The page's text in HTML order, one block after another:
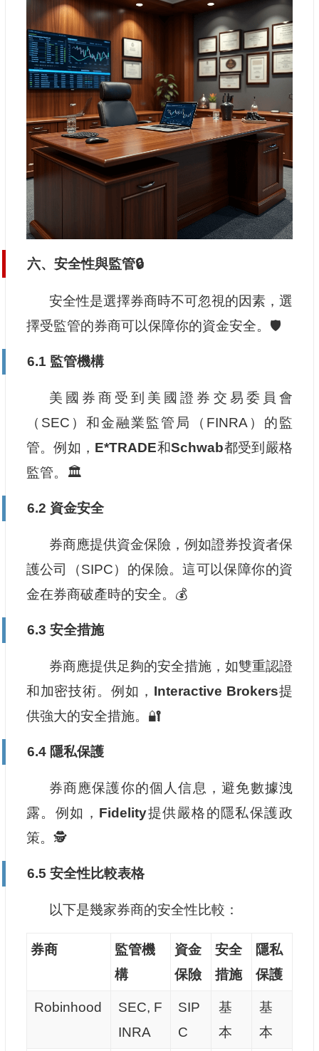
六、安全性與監管🔒
安全性是選擇券商時不可忽視的因素，選
擇受監管的券商可以保障你的資金安全。🛡️
6.1 監管機構
美國券商受到美國證券交易委員會
（SEC）和金融業監管局（FINRA）的監
管。例如， E*TRADE和Schwab都受到嚴格
監管。🏛️
6.2 資金安全
券商應提供資金保險，例如證券投資者保
護公司（SIPC）的保險。這可以保障你的資
金在券商破產時的安全。💰
6.3 安全措施
券商應提供足夠的安全措施，如雙重認證
和加密技術。例如， Interactive Brokers提
供強大的安全措施。🔐
6.4 隱私保護
券商應保護你的個人信息，避免數據洩
露。例如， Fidelity提供嚴格的隱私保護政
策。🕵️
6.5 安全性比較表格
以下是幾家券商的安全性比較：
券商
監管機
構
資金
保險
安全
措施
隱私
保護
Robinhood
SEC, F
INRA
SIP
C
基
本
基
本